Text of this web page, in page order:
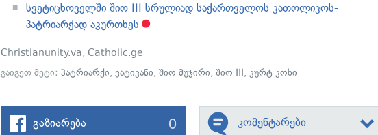
სვეტიცხოველში შიო III სრულიად საქართველოს კათოლიკოს-
პატრიარქად აკურთხეს
Christianunity.va, Catholic.ge
გაიგეთ მეტი:პატრიარქი,ვატიკანი,შიო მუჯირი,შიო III,კურტ კოხი
გაზიარება 0 კომენტარები